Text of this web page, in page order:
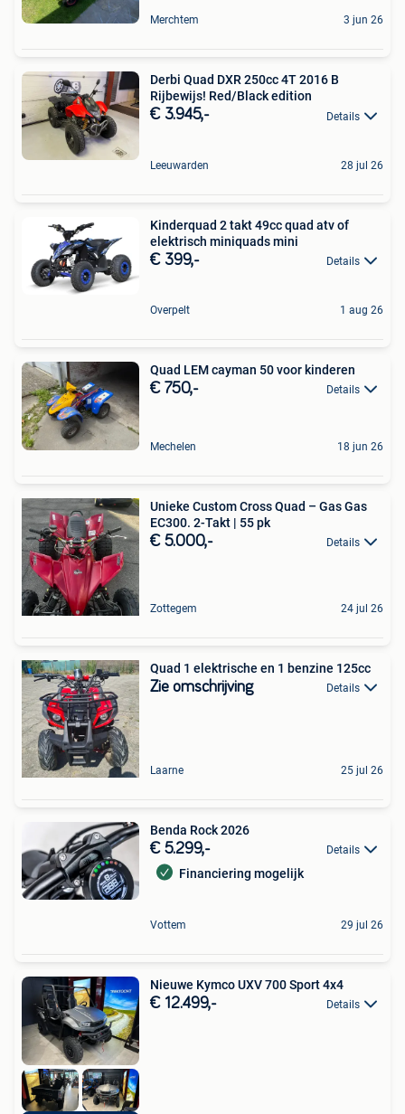
Merchtem 3 jun 26
Derbi Quad DXR 250cc 4T 2016 B
Rijbewijs! Red/Black edition
€ 3.945,- Details
Leeuwarden 28 jul 26
Kinderquad 2 takt 49cc quad atv of
elektrisch miniquads mini
€ 399,- Details
Overpelt 1 aug 26
Quad LEM cayman 50 voor kinderen
€ 750,- Details
Mechelen 18 jun 26
Unieke Custom Cross Quad – Gas Gas
EC300. 2-Takt | 55 pk
€ 5.000,- Details
Zottegem 24 jul 26
Quad 1 elektrische en 1 benzine 125cc
Zie omschrijving Details
Laarne 25 jul 26
Benda Rock 2026
€ 5.299,- Details
Financiering mogelijk
Vottem 29 jul 26
Nieuwe Kymco UXV 700 Sport 4x4
€ 12.499,- Details